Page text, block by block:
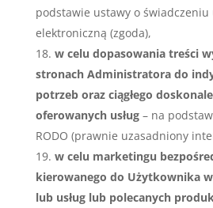
podstawie ustawy o świadczeniu
elektroniczną (zgoda),
w celu dopasowania treści
stronach Administratora do
potrzeb oraz ciągłego
oferowanych usług– na
RODO (prawnie uzasadniony
w celu marketingu
kierowanego do Użytkownika
lub usług lub polecanych